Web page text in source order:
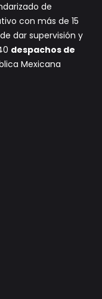
de
con más de 15
dar supervisión y
despachos de
Mexicana